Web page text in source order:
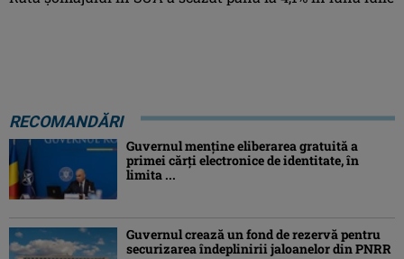
RECOMANDĂRI
Guvernul menține eliberarea gratuită a
primei cărţi electronice de identitate, în
limita ...
Guvernul crează un fond de rezervă pentru
securizarea îndeplinirii jaloanelor din PNRR